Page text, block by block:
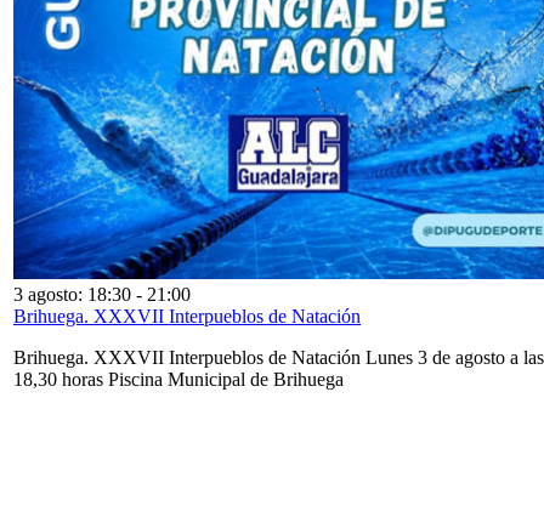
3 agosto: 18:30 - 21:00
Brihuega. XXXVII Interpueblos de Natación
Brihuega. XXXVII Interpueblos de Natación Lunes 3 de agosto a las
18,30 horas Piscina Municipal de Brihuega